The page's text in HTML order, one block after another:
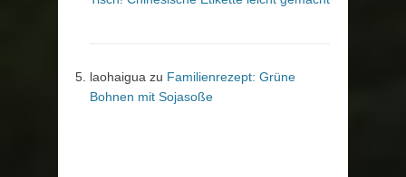
laohaigua zu Familienrezept: Grüne
Bohnen mit Sojasoße